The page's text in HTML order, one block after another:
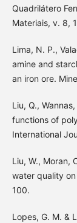
Quadrilátero
Materiais, v. 8,
Lima, N. P.,
amine and
an iron ore.
Liu, Q.,
functions of
International
Liu, W., Moran,
water quality
100.
Lopes, G. M. &